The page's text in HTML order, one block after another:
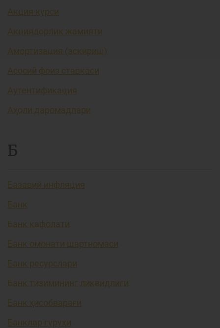
Акция курси
Акциядорлик жамияти
Амортизация (эскириш)
Асосий фоиз ставкаси
Аутентификация
Аҳоли даромадлари
Б
Базавий инфляция
Банк
Банк кафолати
Банк омонати шартномаси
Банк ресурслари
Банк тизимининг ликвидлиги
Банк ҳисобварағи
Банклар гуруҳи